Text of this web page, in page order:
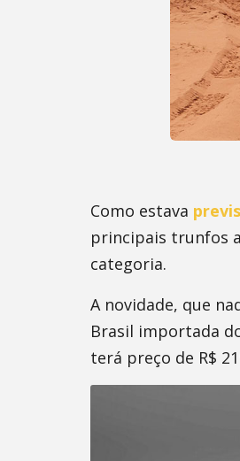
Como estava
principais trunfos
categoria.
A novidade, que
Brasil importada
terá preço de R$